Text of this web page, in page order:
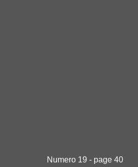
Numero 19 - page 40